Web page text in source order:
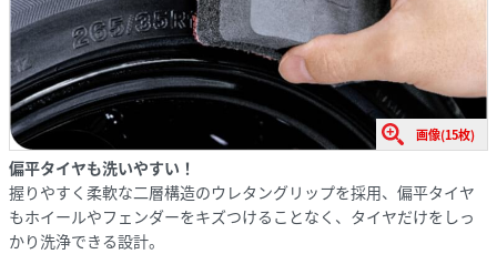
画像(15枚)
偏平タイヤも洗いやすい！
握りやすく柔軟な二層構造のウレタングリップを採用、偏平タイヤ
もホイールやフェンダーをキズつけることなく、タイヤだけをしっ
かり洗浄できる設計。